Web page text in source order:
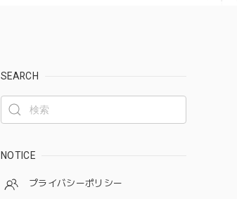
SEARCH
NOTICE
プライバシーポリシー